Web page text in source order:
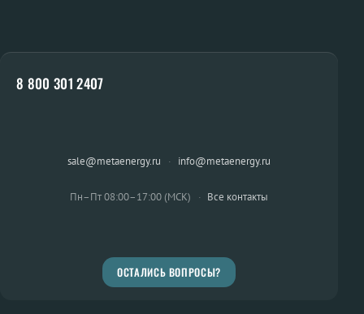
8 800 301 2407
sale@metaenergy.ru · info@metaenergy.ru
Пн–Пт 08:00–17:00 (МСК) · Все контакты
ОСТАЛИСЬ ВОПРОСЫ?